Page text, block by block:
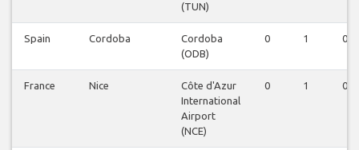
(TUN)
Spain Cordoba
Cordoba
(ODB)
0 1 0
France Nice
Côte d'Azur
International
Airport
(NCE)
0 1 0